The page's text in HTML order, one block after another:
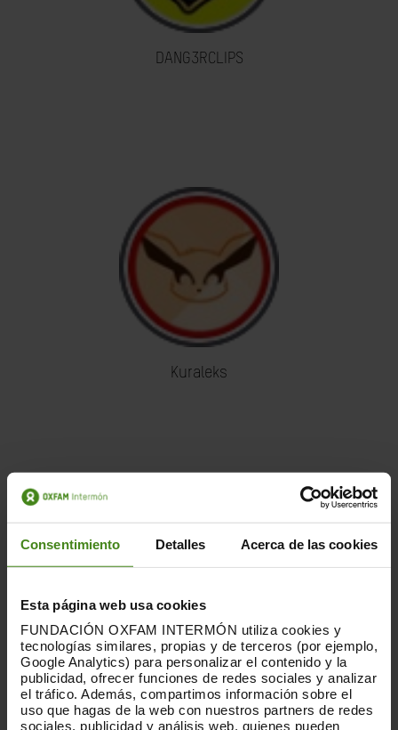
Consentimiento Detalles Acerca de las cookies
Esta página web usa cookies
FUNDACIÓN OXFAM INTERMÓN utiliza cookies y
tecnologías similares, propias y de terceros (por ejemplo,
Google Analytics) para personalizar el contenido y la
publicidad, ofrecer funciones de redes sociales y analizar
el tráfico. Además, compartimos información sobre el
uso que hagas de la web con nuestros partners de redes
sociales, publicidad y análisis web, quienes pueden
DANG3RCLIPS
Kuraleks
MissMelou